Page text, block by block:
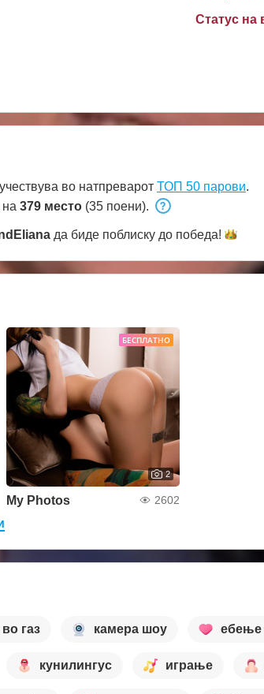
Статус на
учествува во натпреварот ТОП 50 парови.
379 место (35 поени).
да биде поблиску до победа!
БЕСПЛАТНО
2
My Photos 2602
газ камера шоу ебење
кунилингус играње